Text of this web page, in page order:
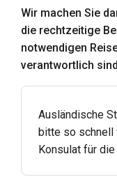
Wir machen Sie
die rechtzeitige
notwendigen
verantwortlich
Ausländische
bitte so schnell
Konsulat für